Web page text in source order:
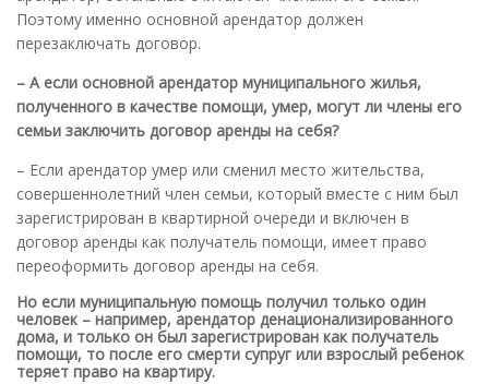
Поэтому именно основной арендатор должен
перезаключать договор.
– А если основной арендатор муниципального жилья,
полученного в качестве помощи, умер, могут ли члены его
семьи заключить договор аренды на себя?
– Если арендатор умер или сменил место жительства,
совершеннолетний член семьи, который вместе с ним был
зарегистрирован в квартирной очереди и включен в
договор аренды как получатель помощи, имеет право
переоформить договор аренды на себя.
Но если муниципальную помощь получил только один
человек – например, арендатор денационализированного
дома, и только он был зарегистрирован как получатель
помощи, то после его смерти супруг или взрослый ребенок
теряет право на квартиру.